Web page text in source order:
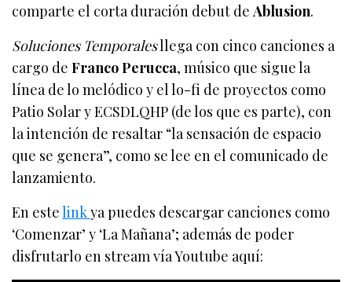
comparte el corta duración debut deAblusion.
Soluciones Temporalesllega con cinco canciones a
cargo deFranco Perucca, músico que sigue la
línea de lo melódico y el lo-fi de proyectos como
Patio Solar y ECSDLQHP (de los que es parte), con
la intención de resaltar “la sensación de espacio
que se genera”, como se lee en el comunicado de
lanzamiento.
En estelinkya puedes descargar canciones como
‘Comenzar’ y ‘La Mañana’; además de poder
disfrutarlo en stream vía Youtube aquí: